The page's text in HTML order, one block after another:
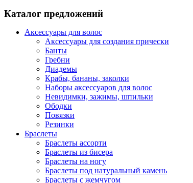
Каталог предложений
Аксессуары для волос
Аксессуары для создания прически
Банты
Гребни
Диадемы
Крабы, бананы, заколки
Наборы аксессуаров для волос
Невидимки, зажимы, шпильки
Ободки
Повязки
Резинки
Браслеты
Браслеты ассорти
Браслеты из бисера
Браслеты на ногу
Браслеты под натуральный камень
Браслеты с жемчугом